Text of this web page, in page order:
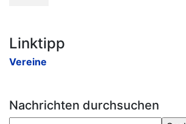
Linktipp
Vereine
Nachrichten durchsuchen